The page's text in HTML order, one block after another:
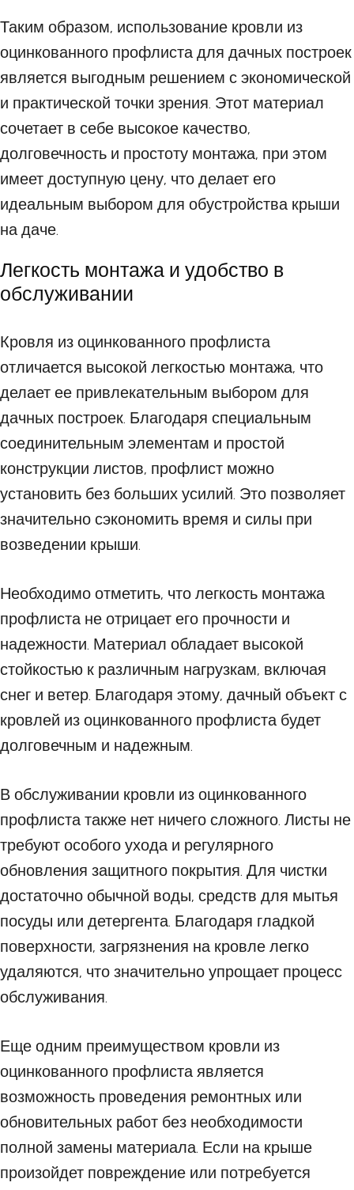
Таким образом, использование кровли из
оцинкованного профлиста для дачных построек
является выгодным решением с экономической
и практической точки зрения. Этот материал
сочетает в себе высокое качество,
долговечность и простоту монтажа, при этом
имеет доступную цену, что делает его
идеальным выбором для обустройства крыши
на даче.
Легкость монтажа и удобство в
обслуживании
Кровля из оцинкованного профлиста
отличается высокой легкостью монтажа, что
делает ее привлекательным выбором для
дачных построек. Благодаря специальным
соединительным элементам и простой
конструкции листов, профлист можно
установить без больших усилий. Это позволяет
значительно сэкономить время и силы при
возведении крыши.
Необходимо отметить, что легкость монтажа
профлиста не отрицает его прочности и
надежности. Материал обладает высокой
стойкостью к различным нагрузкам, включая
снег и ветер. Благодаря этому, дачный объект с
кровлей из оцинкованного профлиста будет
долговечным и надежным.
В обслуживании кровли из оцинкованного
профлиста также нет ничего сложного. Листы не
требуют особого ухода и регулярного
обновления защитного покрытия. Для чистки
достаточно обычной воды, средств для мытья
посуды или детергента. Благодаря гладкой
поверхности, загрязнения на кровле легко
удаляются, что значительно упрощает процесс
обслуживания.
Еще одним преимуществом кровли из
оцинкованного профлиста является
возможность проведения ремонтных или
обновительных работ без необходимости
полной замены материала. Если на крыше
произойдет повреждение или потребуется